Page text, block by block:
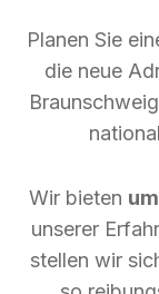
Planen Sie
die neue
Wir bieten
unserer
stellen wir